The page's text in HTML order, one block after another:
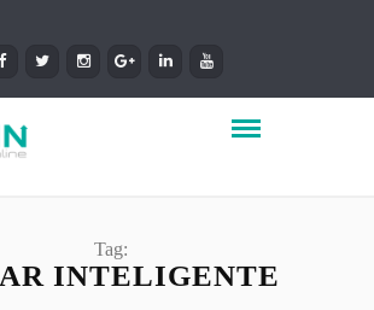
Tag:
INTELIGENTE